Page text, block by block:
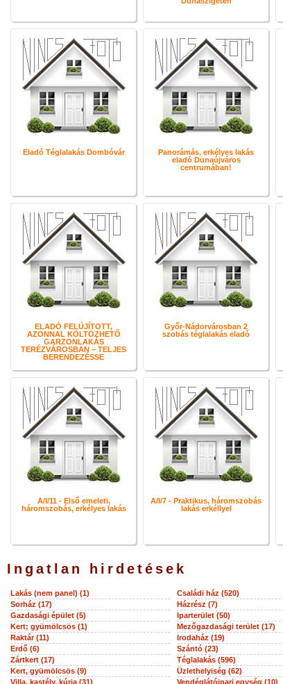
Eladó Téglalakás Dombóvár
Panorámás, erkélyes lakás
eladó Dunaújváros
centrumában!
ELADÓ FELÚJÍTOTT,
AZONNAL KÖLTÖZHETŐ
GARZONLAKÁS
TERÉZVÁROSBAN – TELJES
BERENDEZÉSSE
Győr-Nádorvárosban 2
szobás téglalakás eladó
A/I/11 - Első emeleti,
háromszobás, erkélyes lakás
A/I/7 - Praktikus, háromszobás
lakás erkéllyel
Ingatlan hirdetések
Lakás (nem panel) (1) Családi ház (520)
Sorház (17)
Házrész (7)
Gazdasági épület (5)
Iparterület (50)
Kert; gyümölcsös (1)
Mezőgazdasági terület (17)
Raktár (11)
Irodaház (19)
Erdő (6)
Szántó (23)
Zártkert (17)
Téglalakás (596)
Kert, gyümölcsös (9)
Üzlethelyiség (62)
Villa, kastély, kúria (31)
Vendéglátóipari egység (10)